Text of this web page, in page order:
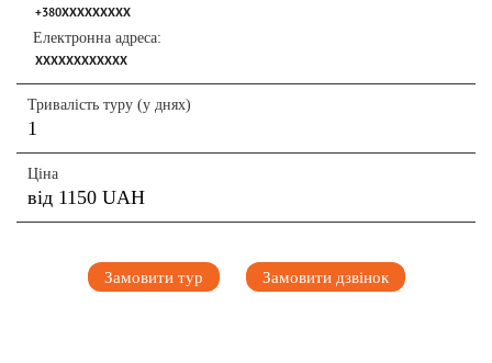
+380XXXXXXXXX
Електронна адреса:
XXXXXXXXXXXX
Тривалість туру (у днях)
1
Ціна
від 1150 UAH
Замовити тур Замовити дзвінок